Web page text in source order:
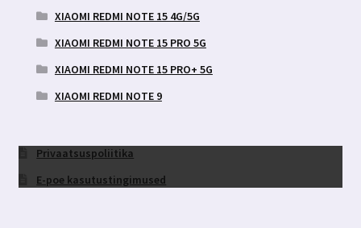
XIAOMI REDMI NOTE 15 4G/5G
XIAOMI REDMI NOTE 15 PRO 5G
XIAOMI REDMI NOTE 15 PRO+ 5G
XIAOMI REDMI NOTE 9
Privaatsuspoliitika
E-poe kasutustingimused